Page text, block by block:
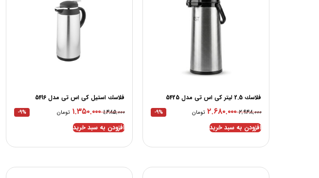
فلاسك 2.5 لیتر کی اس تی مدل 5425
۲.۹۴۸.۰۰۰ ۲.۶۸۰.۰۰۰ تومان -9%
افزودن به سبد خرید
فلاسك استيل کی اس تی مدل 5416
۱.۴۸۵.۰۰۰ ۱.۳۵۰.۰۰۰ تومان -9%
افزودن به سبد خرید